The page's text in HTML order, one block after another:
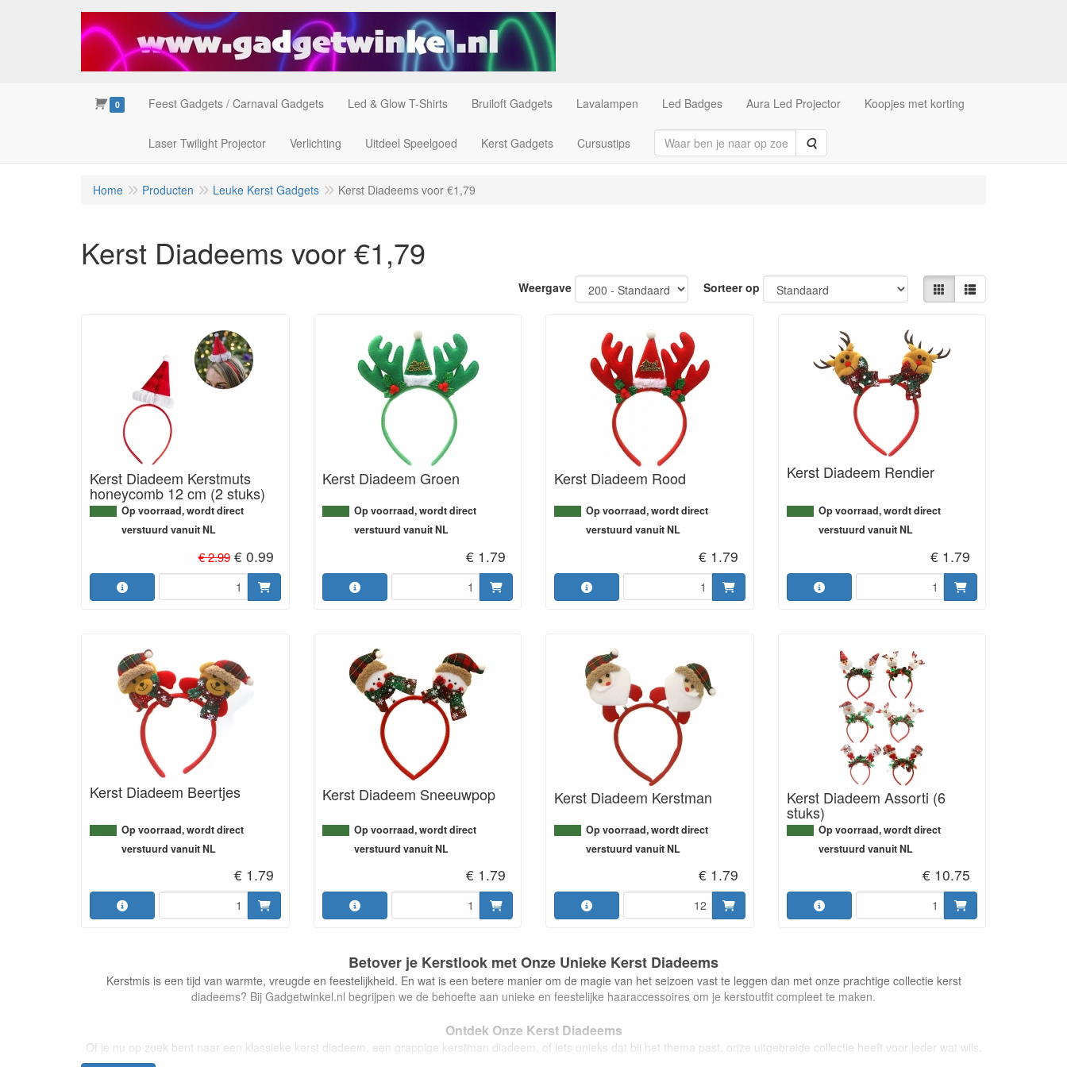
0 Feest Gadgets / Carnaval Gadgets Led & Glow T-Shirts Bruiloft Gadgets Lavalampen Led Badges Aura Led Projector Koopjes met korting
Laser Twilight Projector Verlichting Uitdeel Speelgoed Kerst Gadgets Cursustips Zoeken
Home Producten Leuke Kerst Gadgets Kerst Diadeems voor €1,79
Kerst Diadeems voor €1,79
Weergave Sorteer op
Kerst Diadeem Kerstmuts
honeycomb 12 cm (2 stuks)
Op voorraad, wordt direct
verstuurd vanuit NL
€ 2.99 € 0.99
Kerst Diadeem Groen
Op voorraad, wordt direct
verstuurd vanuit NL
€ 1.79
Kerst Diadeem Rood
Op voorraad, wordt direct
verstuurd vanuit NL
€ 1.79
Kerst Diadeem Rendier
Op voorraad, wordt direct
verstuurd vanuit NL
€ 1.79
Kerst Diadeem Beertjes
Op voorraad, wordt direct
verstuurd vanuit NL
€ 1.79
Kerst Diadeem Sneeuwpop
Op voorraad, wordt direct
verstuurd vanuit NL
€ 1.79
Kerst Diadeem Kerstman
Op voorraad, wordt direct
verstuurd vanuit NL
€ 1.79
Kerst Diadeem Assorti (6
stuks)
Op voorraad, wordt direct
verstuurd vanuit NL
€ 10.75
Betover je Kerstlook met Onze Unieke Kerst Diadeems
Kerstmis is een tijd van warmte, vreugde en feestelijkheid. En wat is een betere manier om de magie van het seizoen vast te leggen dan met onze prachtige collectie kerst
diadeems? Bij Gadgetwinkel.nl begrijpen we de behoefte aan unieke en feestelijke haaraccessoires om je kerstoutfit compleet te maken.
Ontdek Onze Kerst Diadeems
Of je nu op zoek bent naar een klassieke kerst diadeem, een grappige kerstman diadeem, of iets unieks dat bij het thema past, onze uitgebreide collectie heeft voor ieder wat wils.